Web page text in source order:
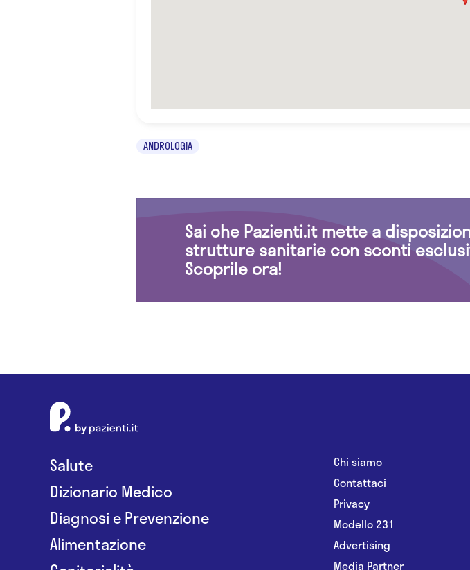
ANDROLOGIA
Sai che Pazienti.it mette a
strutture sanitarie con sconti
Scoprile ora!
Salute
Dizionario Medico
Diagnosi e Prevenzione
Alimentazione
Chi siamo
Contattaci
Privacy
Modello 231
Advertising
Media Partner